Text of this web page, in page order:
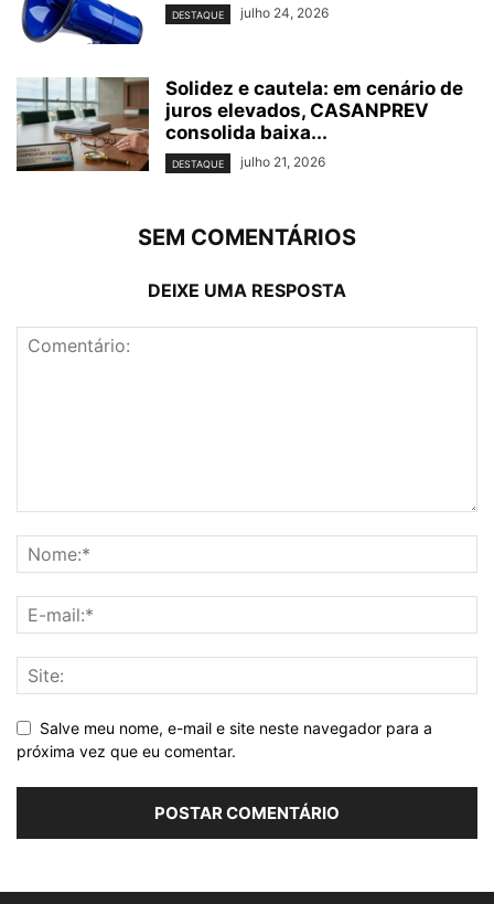
DESTAQUE julho 24, 2026
Solidez e cautela: em cenário de
juros elevados, CASANPREV
consolida baixa...
DESTAQUE julho 21, 2026
SEM COMENTÁRIOS
DEIXE UMA RESPOSTA
Salve meu nome, e-mail e site neste navegador para a
próxima vez que eu comentar.